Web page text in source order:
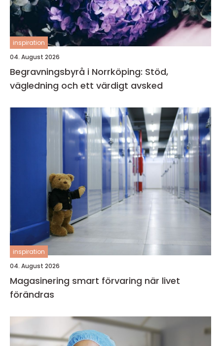
inspiration
04. August 2026
Begravningsbyrå i Norrköping: Stöd,
vägledning och ett värdigt avsked
inspiration
04. August 2026
Magasinering smart förvaring när livet
förändras